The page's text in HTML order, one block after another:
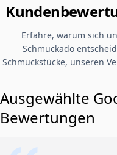
Erfahre, warum sich
Schmuckado
Schmuckstücke, unseren
Ausgewählte
Bewertungen